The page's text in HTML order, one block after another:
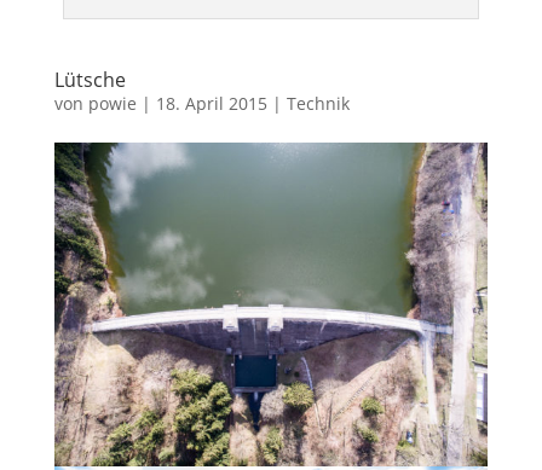
Lütsche
von powie | 18. April 2015 | Technik